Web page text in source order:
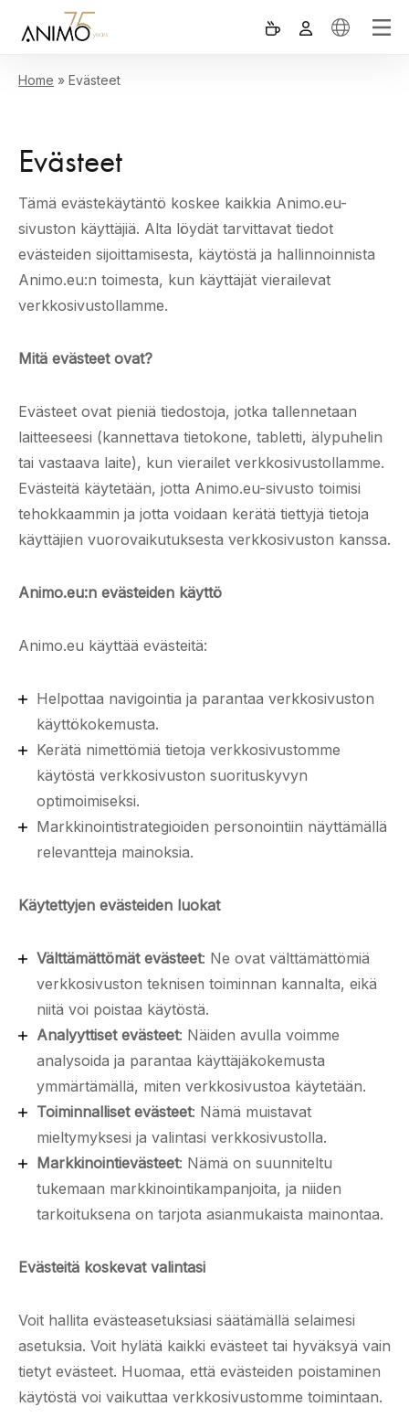
Home » Evästeet
Evästeet
Tämä evästekäytäntö koskee kaikkia Animo.eu-
sivuston käyttäjiä. Alta löydät tarvittavat tiedot
evästeiden sijoittamisesta, käytöstä ja hallinnoinnista
Animo.eu:n toimesta, kun käyttäjät vierailevat
verkkosivustollamme.
Mitä evästeet ovat?
Evästeet ovat pieniä tiedostoja, jotka tallennetaan
laitteeseesi (kannettava tietokone, tabletti, älypuhelin
tai vastaava laite), kun vierailet verkkosivustollamme.
Evästeitä käytetään, jotta Animo.eu-sivusto toimisi
tehokkaammin ja jotta voidaan kerätä tiettyjä tietoja
käyttäjien vuorovaikutuksesta verkkosivuston kanssa.
Animo.eu:n evästeiden käyttö
Animo.eu käyttää evästeitä:
Helpottaa navigointia ja parantaa verkkosivuston
käyttökokemusta.
Kerätä nimettömiä tietoja verkkosivustomme
käytöstä verkkosivuston suorituskyvyn
optimoimiseksi.
Markkinointistrategioiden personointiin näyttämällä
relevantteja mainoksia.
Käytettyjen evästeiden luokat
Välttämättömät evästeet: Ne ovat välttämättömiä
verkkosivuston teknisen toiminnan kannalta, eikä
niitä voi poistaa käytöstä.
Analyyttiset evästeet: Näiden avulla voimme
analysoida ja parantaa käyttäjäkokemusta
ymmärtämällä, miten verkkosivustoa käytetään.
Toiminnalliset evästeet: Nämä muistavat
mieltymyksesi ja valintasi verkkosivustolla.
Markkinointievästeet: Nämä on suunniteltu
tukemaan markkinointikampanjoita, ja niiden
tarkoituksena on tarjota asianmukaista mainontaa.
Evästeitä koskevat valintasi
Voit hallita evästeasetuksiasi säätämällä selaimesi
asetuksia. Voit hylätä kaikki evästeet tai hyväksyä vain
tietyt evästeet. Huomaa, että evästeiden poistaminen
käytöstä voi vaikuttaa verkkosivustomme toimintaan.